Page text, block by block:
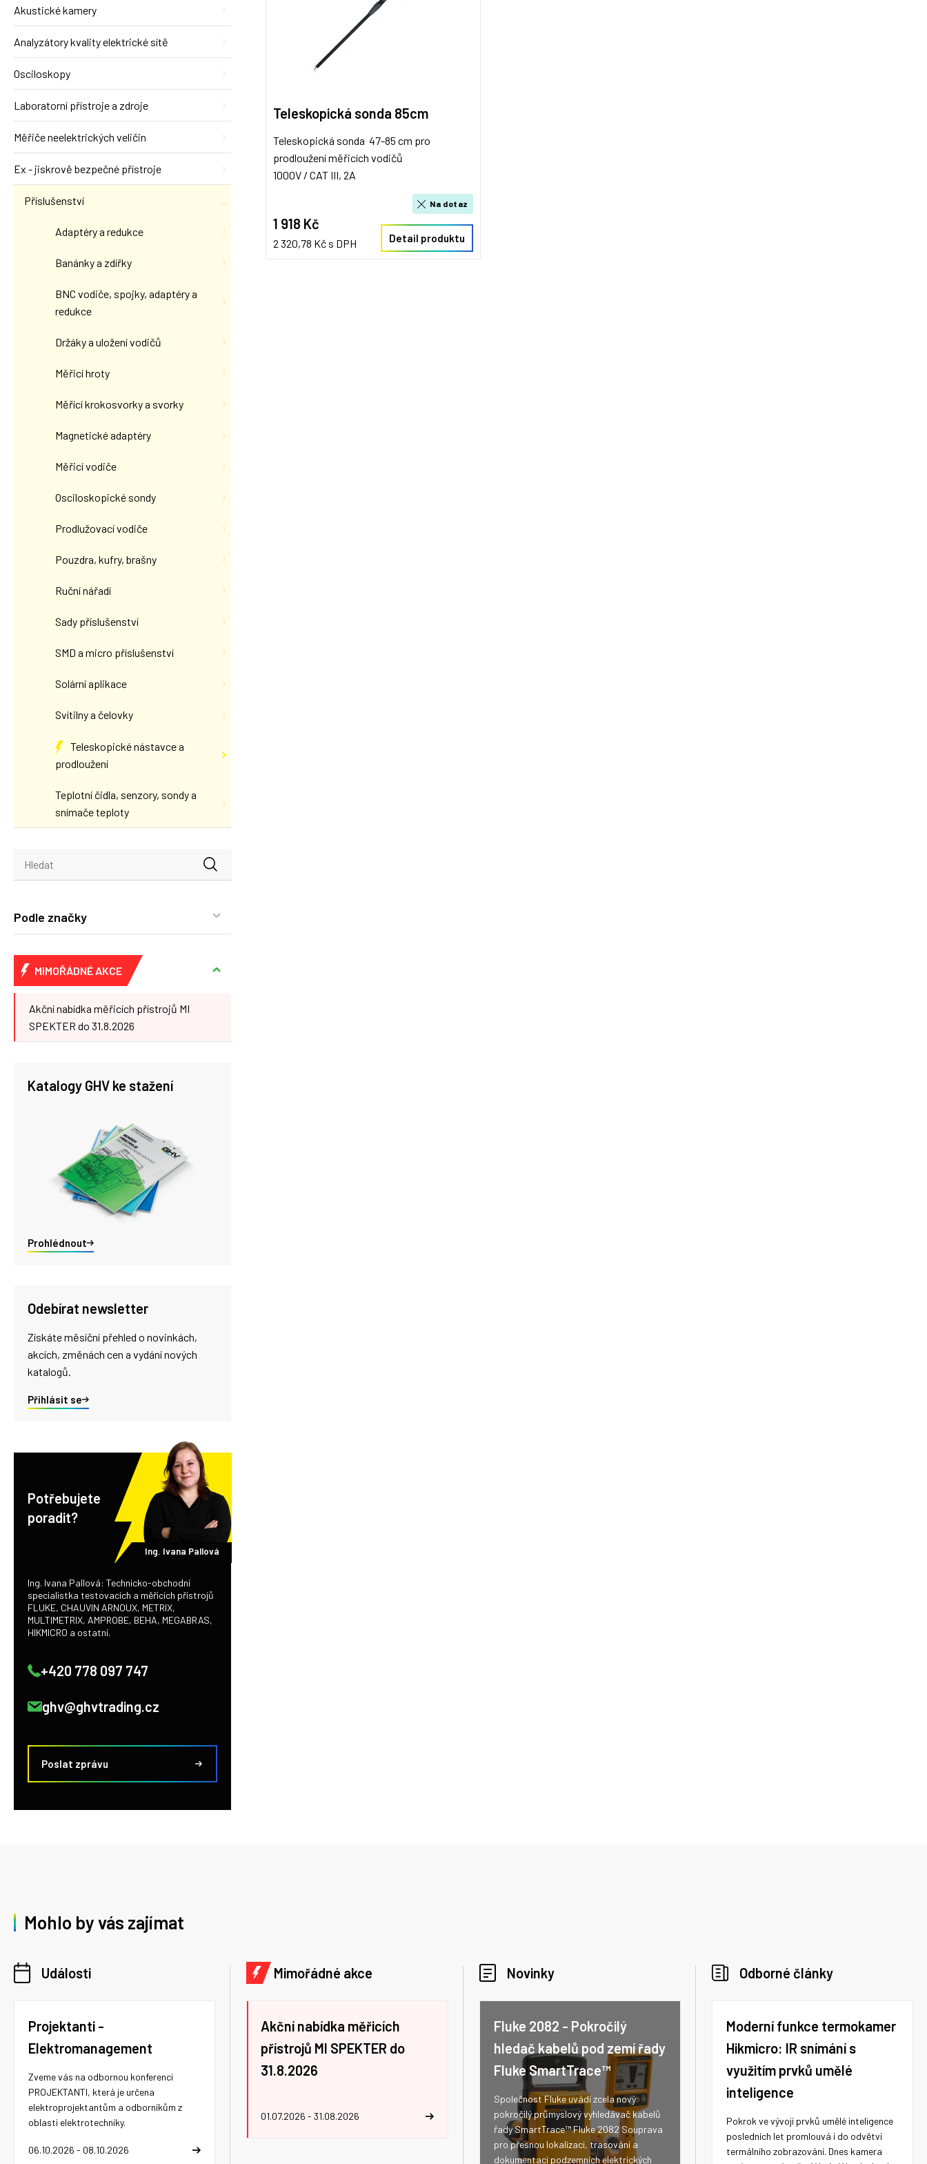
Akustické kamery
Analyzátory kvality elektrické sítě
Osciloskopy
Laboratorní přístroje a zdroje
Měřiče neelektrických veličin
Ex - jiskrově bezpečné přístroje
Příslušenství
Adaptéry a redukce
Banánky a zdířky
BNC vodiče, spojky, adaptéry a
redukce
Držáky a uložení vodičů
Měřicí hroty
Měřící krokosvorky a svorky
Magnetické adaptéry
Měřicí vodiče
Osciloskopické sondy
Prodlužovací vodiče
Pouzdra, kufry, brašny
Ruční nářadí
Sady příslušenství
SMD a micro příslušenství
Solární aplikace
Svítilny a čelovky
Teleskopické nástavce a
prodloužení
Teplotní čidla, senzory, sondy a
snímače teploty
Podle značky
MIMOŘÁDNÉ AKCE
Akční nabídka měřicích přístrojů MI
SPEKTER do 31.8.2026
Katalogy GHV ke stažení
Prohlédnout
Odebírat newsletter
Získáte měsíční přehled o novinkách,
akcích, změnách cen a vydání nových
katalogů.
Přihlásit se
Potřebujete
poradit?
Ing. Ivana Pallová
Ing. Ivana Pallová: Technicko-obchodní
specialistka testovacích a měřicích přístrojů
FLUKE, CHAUVIN ARNOUX, METRIX,
MULTIMETRIX, AMPROBE, BEHA, MEGABRAS,
HIKMICRO a ostatní.
+420 778 097 747
ghv@ghvtrading.cz
Poslat zprávu
Teleskopická sonda 85cm
Teleskopická sonda 47-85 cm pro
prodloužení měřicích vodičů
1000V / CAT III, 2A
1 918 Kč
2 320,78 Kč s DPH
Na dotaz
Detail produktu
Mohlo by vás zajímat
Události
Projektanti -
Elektromanagement
06.10.2026 - 08.10.2026
Zveme vás na odbornou konferenci
PROJEKTANTI, která je určena
elektroprojektantům a odborníkům z
oblasti elektrotechniky.
Mimořádné akce
Akční nabídka měřicích
přístrojů MI SPEKTER do
31.8.2026
01.07.2026 - 31.08.2026
Novinky
Fluke 2082 - Pokročilý
hledač kabelů pod zemí řady
Fluke SmartTrace™
Společnost Fluke uvádí zcela nový
pokročilý průmyslový vyhledávač kabelů
řady SmartTrace™ Fluke 2082 Souprava
pro přesnou lokalizaci, trasování a
dokumentaci podzemních elektrických
Odborné články
Moderní funkce termokamer
Hikmicro: IR snímání s
využitím prvků umělé
inteligence
Pokrok ve vývoji prvků umělé inteligence
posledních let promlouvá i do odvětví
termálního zobrazování. Dnes kamera